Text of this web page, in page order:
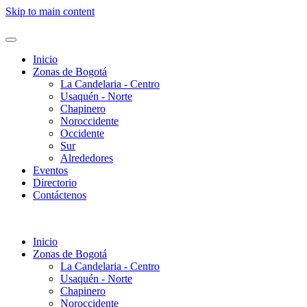
Skip to main content
Inicio
Zonas de Bogotá
La Candelaria - Centro
Usaquén - Norte
Chapinero
Noroccidente
Occidente
Sur
Alrededores
Eventos
Directorio
Contáctenos
Inicio
Zonas de Bogotá
La Candelaria - Centro
Usaquén - Norte
Chapinero
Noroccidente